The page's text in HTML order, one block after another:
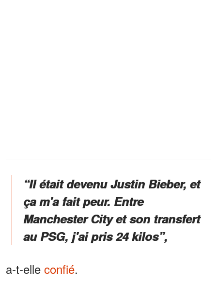
“Il était devenu Justin Bieber, et
ça m'a fait peur. Entre
Manchester City et son transfert
au PSG, j'ai pris 24 kilos”,
a-t-elle confié.